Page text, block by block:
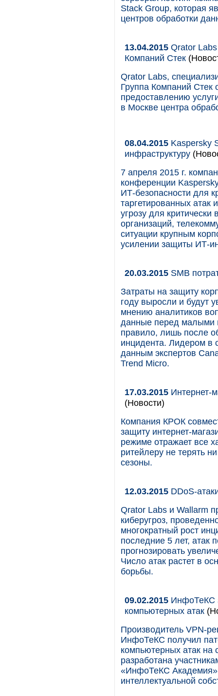
Stack Group, которая
центров обработки
13.04.2015 Qrator
Компаний Стек
Qrator Labs,
Группа Компаний Стек
предоставлению
в Москве центра
08.04.2015 Kaspersky
инфраструктуру
7 апреля 2015 г.
конференции
ИТ-безопасности для
таргетированных атак
угрозу для
организаций,
ситуации крупным
усилении защиты ИТ-
20.03.2015 SMB
Затраты на защиту
году выросли и будут
мнению аналитиков
данные перед малыми
правило, лишь после
инцидента. Лидером в
данным экспертов
Trend Micro.
17.03.2015 Интернет-
(Новости)
Компания КРОК
защиту интернет-
режиме отражает все
ритейлеру не терять
сезоны.
12.03.2015 DDoS-
Qrator Labs и Wallarm
киберугроз,
многократный рост
последние 5 лет, атак
прогнозировать
Число атак растет в
борьбы.
09.02.2015 ИнфоТеКС
компьютерных атак
Производитель VPN-
ИнфоТеКС получил
компьютерных атак на
разработана
«ИнфоТеКС Академия»
интеллектуальной